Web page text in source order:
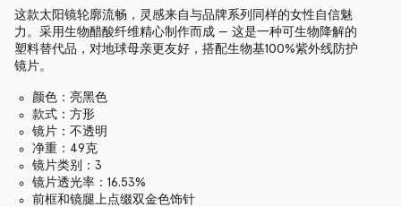
这款太阳镜轮廓流畅，灵感来自与品牌系列同样的女性自信魅
力。采用生物醋酸纤维精心制作而成 — 这是一种可生物降解的
塑料替代品，对地球母亲更友好，搭配生物基100%紫外线防护
镜片。
颜色：亮黑色
款式：方形
镜片：不透明
净重：49克
镜片类别：3
镜片透光率：16.53%
前框和镜腿上点缀双金色饰针